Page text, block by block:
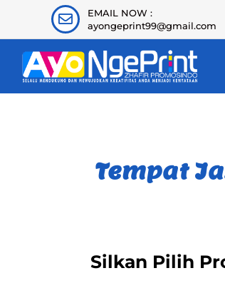
EMAIL NOW :
ayongeprint99@gmail.com
Tempat
Silkan Pilih